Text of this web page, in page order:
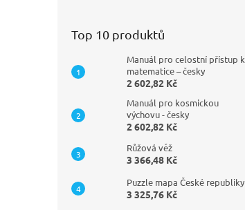
Top 10 produktů
Manuál pro celostní přístup k
matematice – česky
2 602,82 Kč
Manuál pro kosmickou
výchovu - česky
2 602,82 Kč
Růžová věž
3 366,48 Kč
Puzzle mapa České republiky
3 325,76 Kč